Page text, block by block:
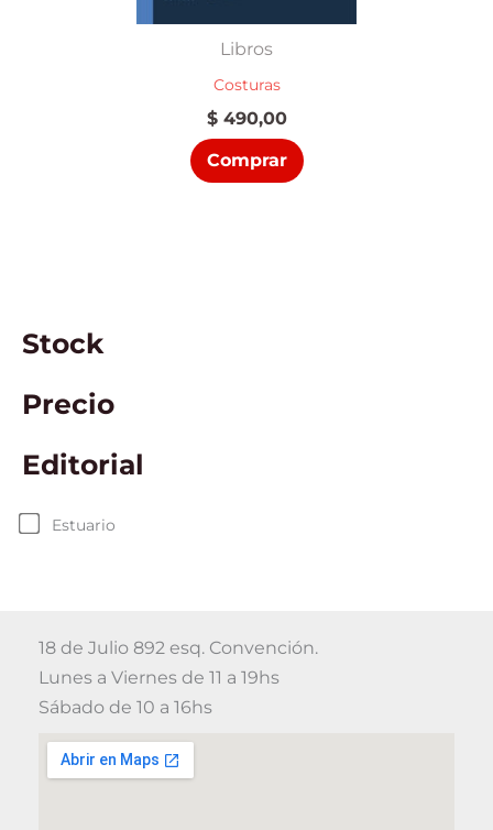
Stock
Precio
Editorial
Estuario
Libros
Costuras
$490,00
Comprar
18 de Julio 892 esq. Convención.
Lunes a Viernes de 11 a 19hs
Sábado de 10 a 16hs